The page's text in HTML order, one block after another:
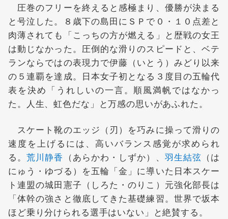
圧巻のフリーを終えると感極まり、優勝が決まる
と号泣した。８歳下の島田にＳＰで０・１０点差と
肉薄されても「こっちの方が燃える」と歴戦の女王
は動じなかった。圧倒的な滑りのスピードと、ベテ
ランならではの表現力で伊藤（いとう）みどり以来
の５連覇を達成。日本女子初となる３度目の五輪代
表を決め「うれしいの一言。順風満帆ではなかっ
た。人生、虹色だな」と万感の思いがあふれた。
スケート靴のエッジ（刃）を巧みに操って滑りの
速度を上げるには、高いバランス感覚が求められ
る。荒川静香 （あらかわ・しずか）、 羽生結弦 （は
にゅう・ゆづる）を五輪「金」に導いた日本スケー
ト連盟の城田憲子（しろた・のりこ）元強化部長は
「体幹の強さと徹底してきた基礎練習。世界で坂本
ほど乗り分けられる選手はいない」と絶賛する。